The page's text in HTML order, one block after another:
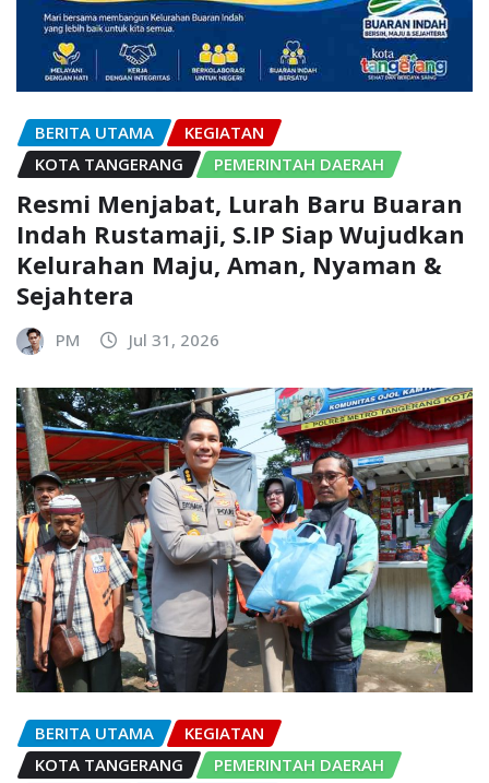
BERITA UTAMA
KEGIATAN
KOTA TANGERANG
PEMERINTAH DAERAH
Resmi Menjabat, Lurah Baru Buaran
Indah Rustamaji, S.IP Siap Wujudkan
Kelurahan Maju, Aman, Nyaman &
Sejahtera
PM Jul 31, 2026
BERITA UTAMA
KEGIATAN
KOTA TANGERANG
PEMERINTAH DAERAH